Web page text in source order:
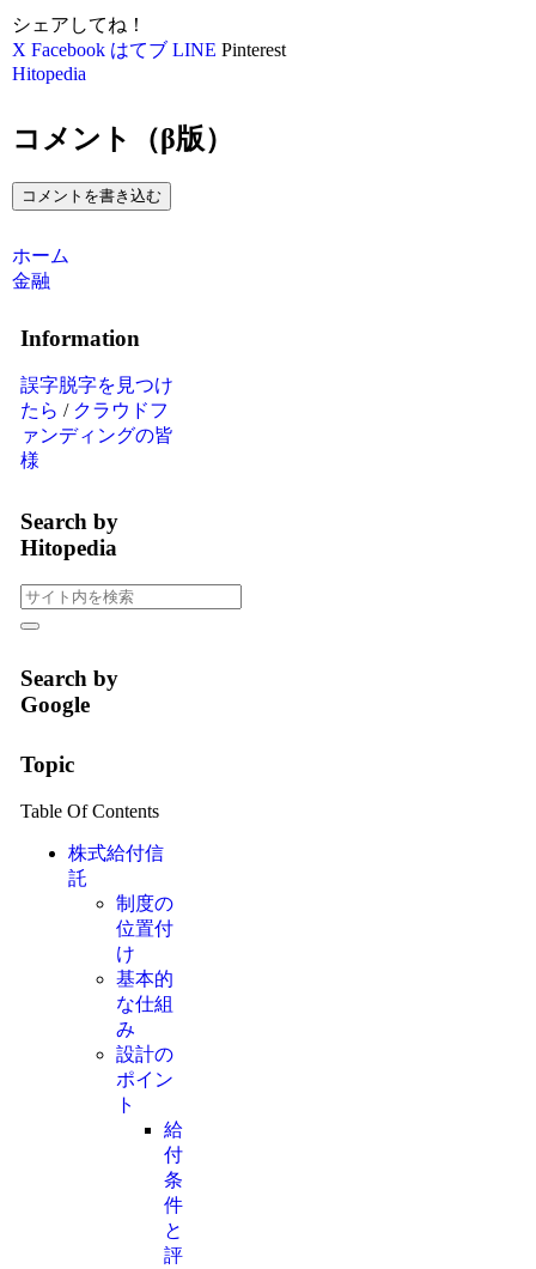
シェアしてね！
X Facebook はてブ LINE Pinterest
Hitopedia
コメント（β版）
コメントを書き込む
ホーム
金融
Information
誤字脱字を見つけ
たら / クラウドフ
ァンディングの皆
様
Search by
Hitopedia
Search by
Google
Topic
Table Of Contents
株式給付信
託
制度の
位置付
け
基本的
な仕組
み
設計の
ポイン
ト
給
付
条
件
と
評